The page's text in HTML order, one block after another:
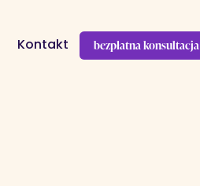
Kontakt bezpłatna konsultacja